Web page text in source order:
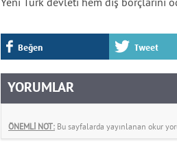
Beğen Tweet
YORUMLAR
ÖNEMLİ NOT: Bu sayfalarda yayınlanan okur